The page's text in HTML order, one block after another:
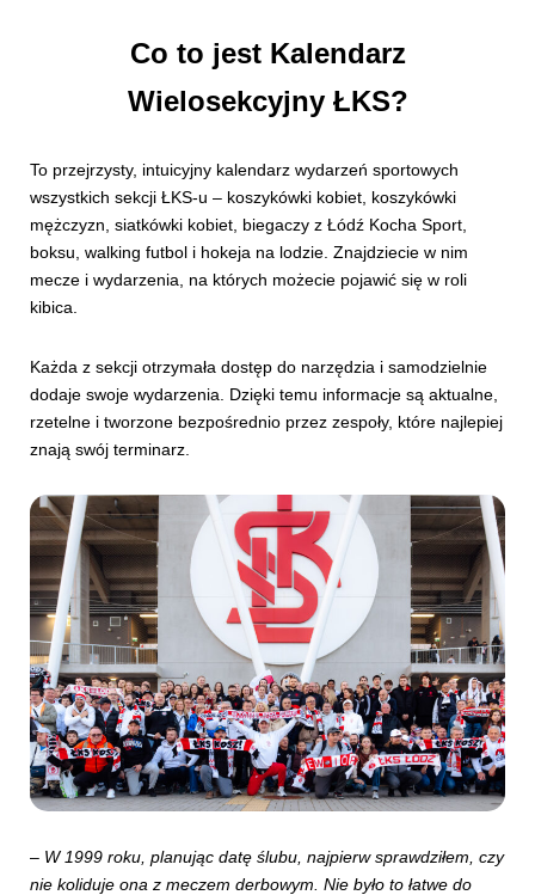
Co to jest Kalendarz
Wielosekcyjny ŁKS?
To przejrzysty, intuicyjny kalendarz wydarzeń sportowych
wszystkich sekcji ŁKS-u – koszykówki kobiet, koszykówki
mężczyzn, siatkówki kobiet, biegaczy z Łódź Kocha Sport,
boksu, walking futbol i hokeja na lodzie. Znajdziecie w nim
mecze i wydarzenia, na których możecie pojawić się w roli
kibica.
Każda z sekcji otrzymała dostęp do narzędzia i samodzielnie
dodaje swoje wydarzenia. Dzięki temu informacje są aktualne,
rzetelne i tworzone bezpośrednio przez zespoły, które najlepiej
znają swój terminarz.
– W 1999 roku, planując datę ślubu, najpierw sprawdziłem, czy
nie koliduje ona z meczem derbowym. Nie było to łatwe do